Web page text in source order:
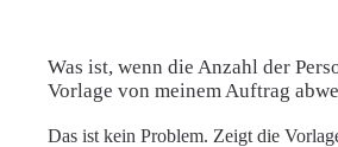
Was ist, wenn die Anzahl der
Vorlage von meinem Auftrag
Das ist kein Problem. Zeigt die